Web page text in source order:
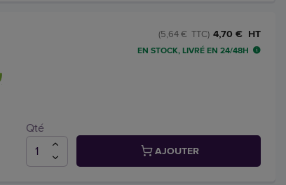
4,70 € HT
(5,64 € TTC)
EN STOCK, LIVRÉ EN 24/48H
Qté
AJOUTER